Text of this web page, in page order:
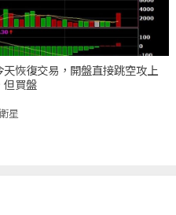
恢復交易，開盤直接跳空攻上
但買盤
星